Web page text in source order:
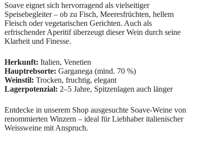
Soave eignet sich hervorragend als vielseitiger
Speisebegleiter – ob zu Fisch, Meeresfrüchten, hellem
Fleisch oder vegetarischen Gerichten. Auch als
erfrischender Aperitif überzeugt dieser Wein durch seine
Klarheit und Finesse.
Herkunft: Italien, Venetien
Hauptrebsorte: Garganega (mind. 70 %)
Weinstil: Trocken, fruchtig, elegant
Lagerpotenzial: 2–5 Jahre, Spitzenlagen auch länger
Entdecke in unserem Shop ausgesuchte Soave-Weine von
renommierten Winzern – ideal für Liebhaber italienischer
Weissweine mit Anspruch.